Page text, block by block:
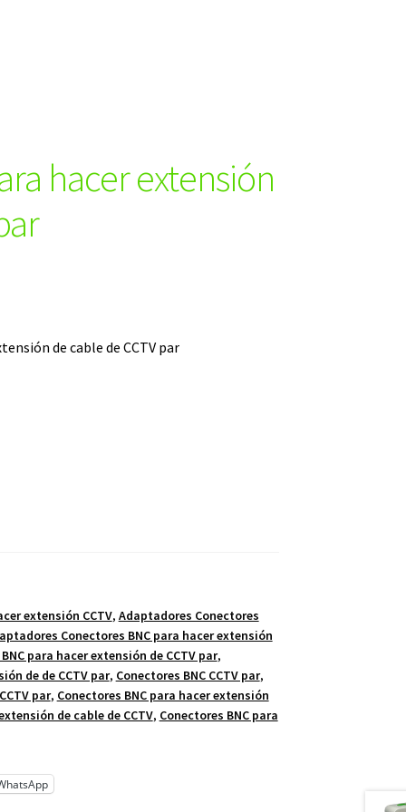
hacer extensión
de cable de CCTV par
extensión CCTV, Adaptadores Conectores
Conectores BNC para hacer extensión
para hacer extensión de CCTV par,
de de CCTV par, Conectores BNC CCTV par,
par, Conectores BNC para hacer extensión
de cable de CCTV, Conectores BNC para